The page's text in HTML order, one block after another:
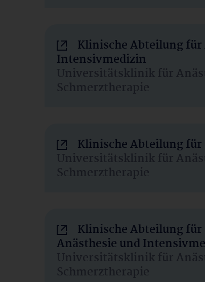
Klinische Abteilung
Intensivmedizin
Universitätsklinik für
Schmerztherapie
Klinische Abteilung
Universitätsklinik für
Schmerztherapie
Klinische Abteilung
Anästhesie und
Universitätsklinik für
Schmerztherapie